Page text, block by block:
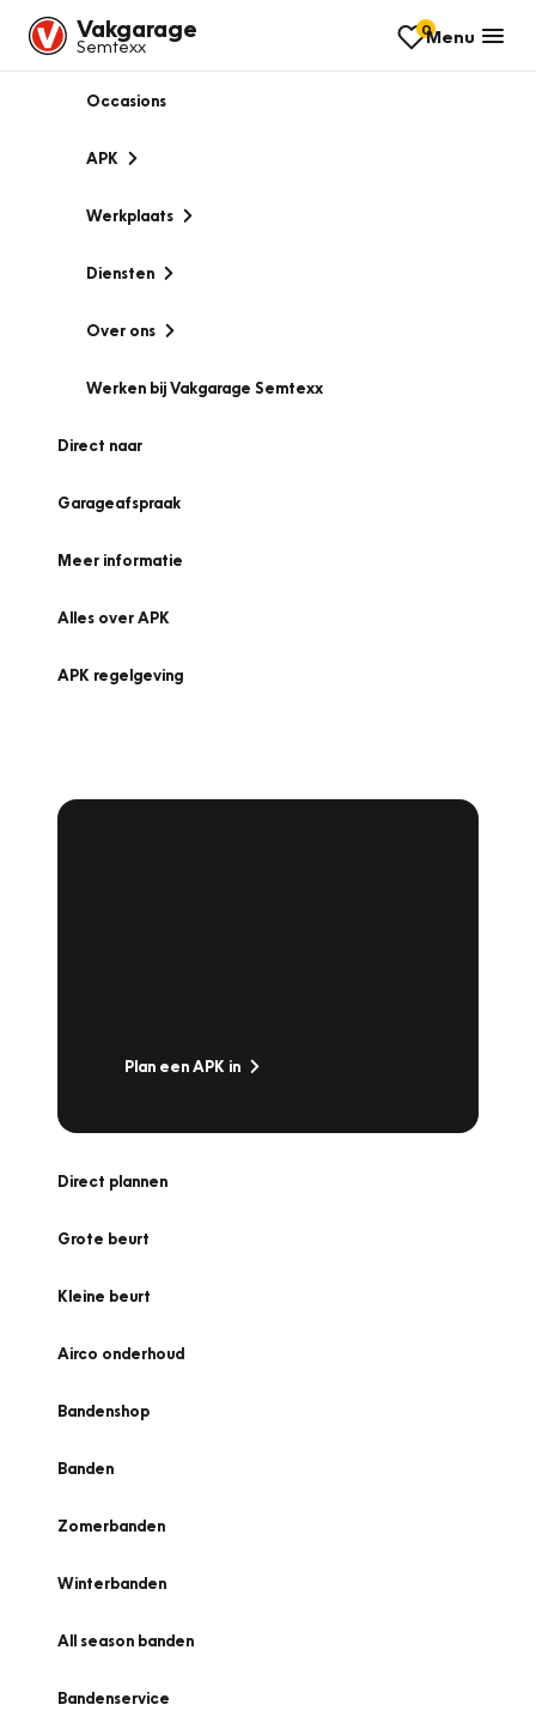
Vakgarage
Semtexx
0Menu
Occasions
APK
Werkplaats
Diensten
Over ons
Werken bij Vakgarage Semtexx
Direct naar
Garageafspraak
Meer informatie
Alles over APK
APK regelgeving
Plan een APK in
Direct plannen
Grote beurt
Kleine beurt
Airco onderhoud
Bandenshop
Banden
Zomerbanden
Winterbanden
All season banden
Bandenservice